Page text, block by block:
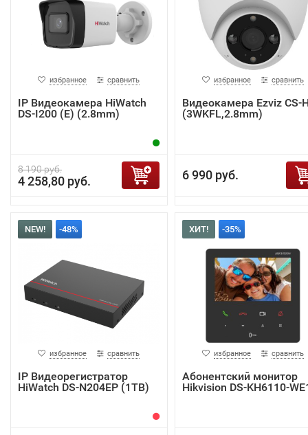
избранное сравнить
IP Видеокамера HiWatch
DS-I200 (E) (2.8mm)
8 190 руб.
4 258,80 руб.
избранное сравнить
Видеокамера Ezviz CS-
(3WKFL,2.8mm)
6 990 руб.
NEW! -48%
избранное сравнить
IP Видеорегистратор
HiWatch DS-N204EP (1TB)
ХИТ! -35%
избранное сравнить
Абонентский монитор
Hikvision DS-KH6110-